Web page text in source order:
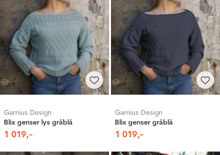
Garnius Design
Blix genser lys gråblå
1 019,-
Garnius Design
Blix genser gråblå
1 019,-